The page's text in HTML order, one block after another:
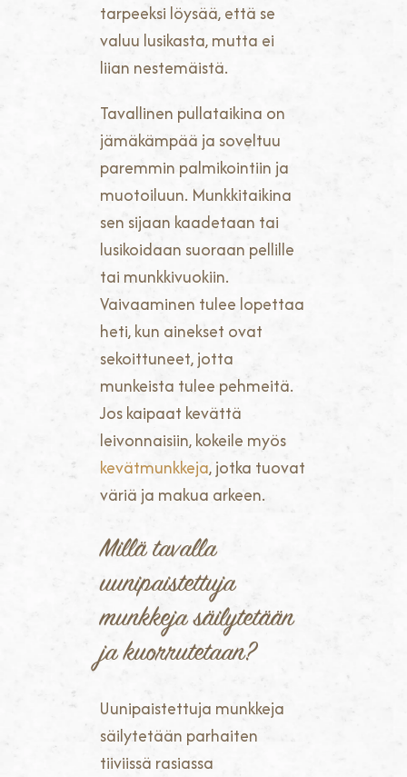
tarpeeksi löysää, että se
valuu lusikasta, mutta ei
liian nestemäistä.
Tavallinen pullataikina on
jämäkämpää ja soveltuu
paremmin palmikointiin ja
muotoiluun. Munkkitaikina
sen sijaan kaadetaan tai
lusikoidaan suoraan pellille
tai munkkivuokiin.
Vaivaaminen tulee lopettaa
heti, kun ainekset ovat
sekoittuneet, jotta
munkeista tulee pehmeitä.
Jos kaipaat kevättä
leivonnaisiin, kokeile myös
kevätmunkkeja, jotka tuovat
väriä ja makua arkeen.
Millä tavalla
uunipaistettuja
munkkeja säilytetään
ja kuorrutetaan?
Uunipaistettuja munkkeja
säilytetään parhaiten
tiiviissä rasiassa